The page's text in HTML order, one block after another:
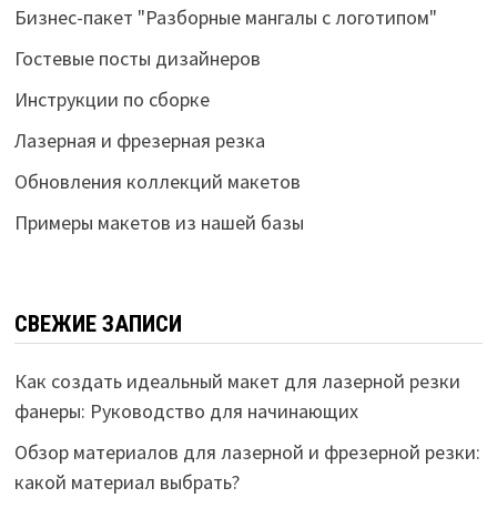
Бизнес-пакет "Разборные мангалы с логотипом"
Гостевые посты дизайнеров
Инструкции по сборке
Лазерная и фрезерная резка
Обновления коллекций макетов
Примеры макетов из нашей базы
СВЕЖИЕ ЗАПИСИ
Как создать идеальный макет для лазерной резки
фанеры: Руководство для начинающих
Обзор материалов для лазерной и фрезерной резки:
какой материал выбрать?